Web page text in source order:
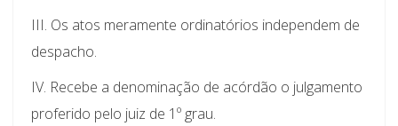
III. Os atos meramente ordinatórios independem de
despacho.
IV. Recebe a denominação de acórdão o julgamento
proferido pelo juiz de 1º grau.